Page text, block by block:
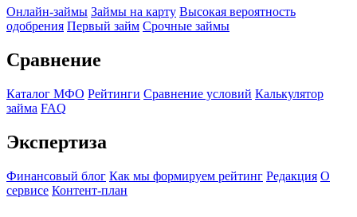
Онлайн-займы Займы на карту Высокая вероятность
одобрения Первый займ Срочные займы
Сравнение
Каталог МФО Рейтинги Сравнение условий Калькулятор
займа FAQ
Экспертиза
Финансовый блог Как мы формируем рейтинг Редакция О
сервисе Контент-план